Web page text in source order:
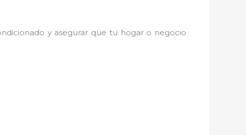
y asegurar que tu hogar o negocio